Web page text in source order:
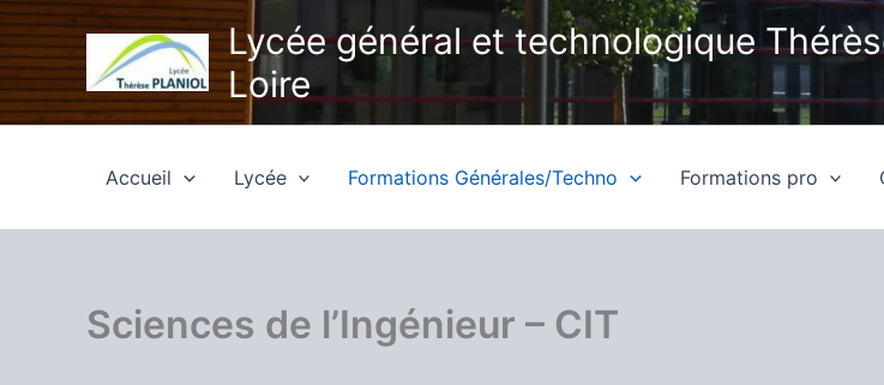
Aller
au
contenu
Lycée général et technologique
Loire
Accueil Lycée Formations Générales/Techno Formations pro
Sciences de l’Ingénieur – CIT